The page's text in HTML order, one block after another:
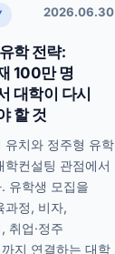
2026.06.30
학 전략:
100만 명
대학이 다시
할 것
유치와 정주형 유학
학컨설팅 관점에서
유학생 모집을
과정, 비자,
취업·정주
지 연결하는 대학